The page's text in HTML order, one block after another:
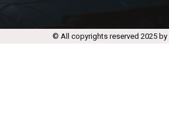
© All copyrights reserved 2025 by